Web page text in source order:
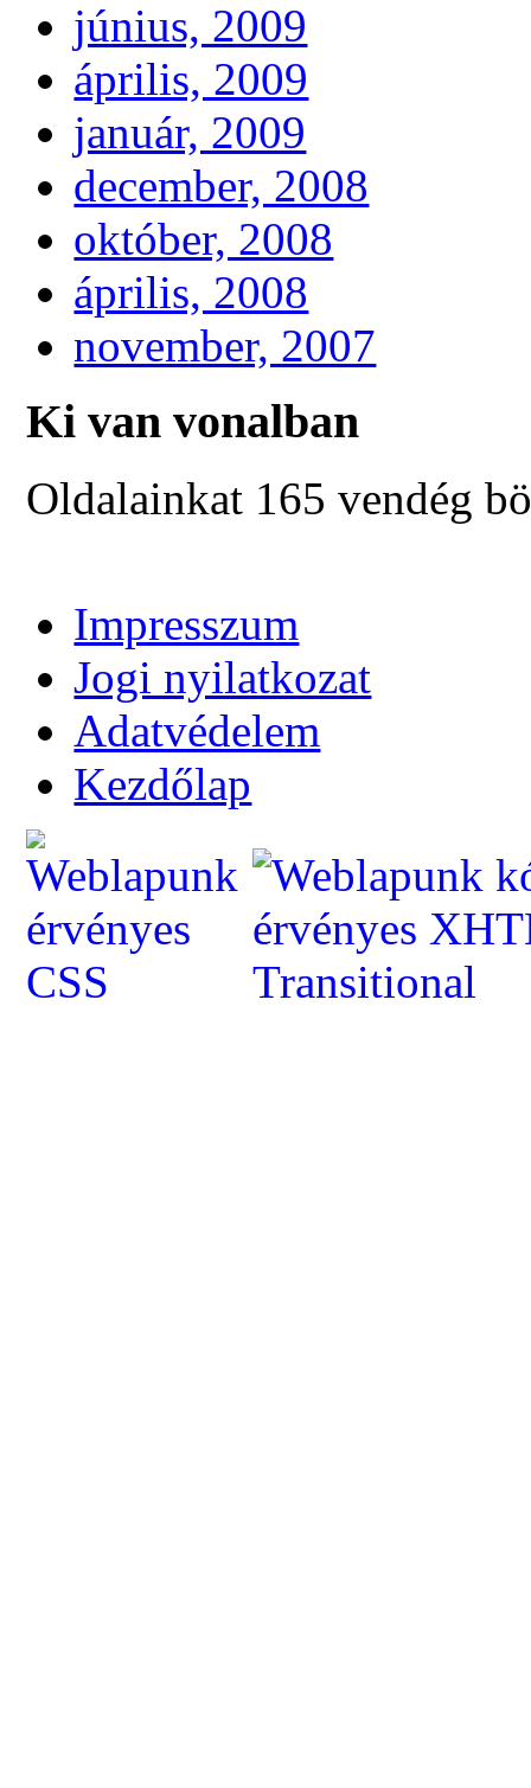
június, 2009
április, 2009
január, 2009
december, 2008
október, 2008
április, 2008
november, 2007
Ki van vonalban
Oldalainkat 165 vendég
Impresszum
Jogi nyilatkozat
Adatvédelem
Kezdőlap